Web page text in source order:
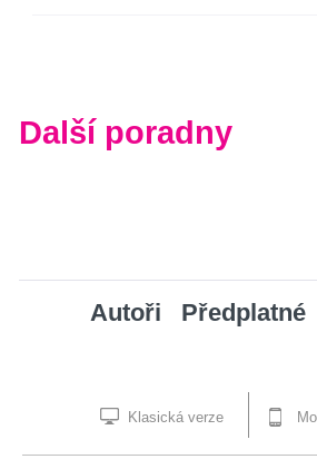
Další poradny
Autoři Předplatné
Klasická verze